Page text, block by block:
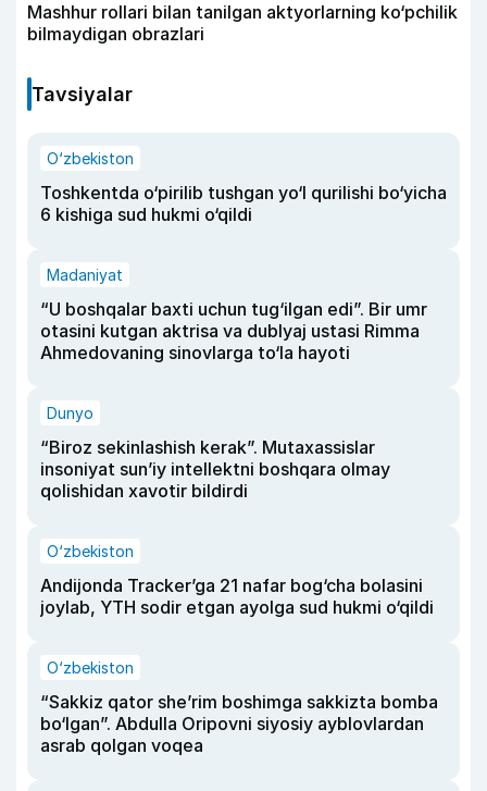
Mashhur rollari bilan tanilgan aktyorlarning ko‘pchilik
bilmaydigan obrazlari
Tavsiyalar
O‘zbekiston
Toshkentda o‘pirilib tushgan yo‘l qurilishi bo‘yicha
6 kishiga sud hukmi o‘qildi
Madaniyat
“U boshqalar baxti uchun tug‘ilgan edi”. Bir umr
otasini kutgan aktrisa va dublyaj ustasi Rimma
Ahmedovaning sinovlarga to‘la hayoti
Dunyo
“Biroz sekinlashish kerak”. Mutaxassislar
insoniyat sun’iy intellektni boshqara olmay
qolishidan xavotir bildirdi
O‘zbekiston
Andijonda Tracker’ga 21 nafar bog‘cha bolasini
joylab, YTH sodir etgan ayolga sud hukmi o‘qildi
O‘zbekiston
“Sakkiz qator she’rim boshimga sakkizta bomba
bo‘lgan”. Abdulla Oripovni siyosiy ayblovlardan
asrab qolgan voqea